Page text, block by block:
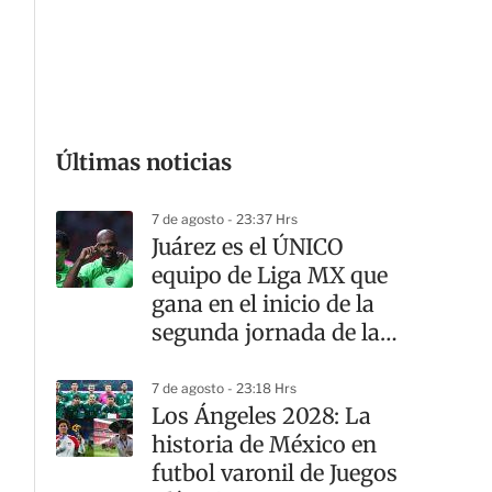
Últimas noticias
7 de agosto - 23:37 Hrs
Juárez es el ÚNICO
equipo de Liga MX que
gana en el inicio de la
segunda jornada de la
7 de agosto - 23:18 Hrs
Los Ángeles 2028: La
historia de México en
futbol varonil de Juegos